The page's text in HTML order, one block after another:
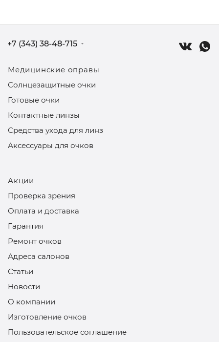
Медицинские оправы
Солнцезащитные очки
Готовые очки
Контактные линзы
Средства ухода для линз
Аксессуары для очков
Акции
Проверка зрения
Оплата и доставка
Гарантия
Ремонт очков
Адреса салонов
Статьи
Новости
О компании
Изготовление очков
Пользовательское соглашение
+7 (343) 38-48-715